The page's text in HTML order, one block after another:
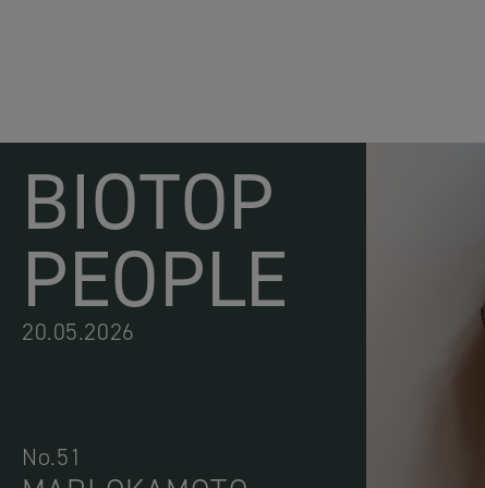
BIOTOP
PEOPLE
20.05.2026
No.51